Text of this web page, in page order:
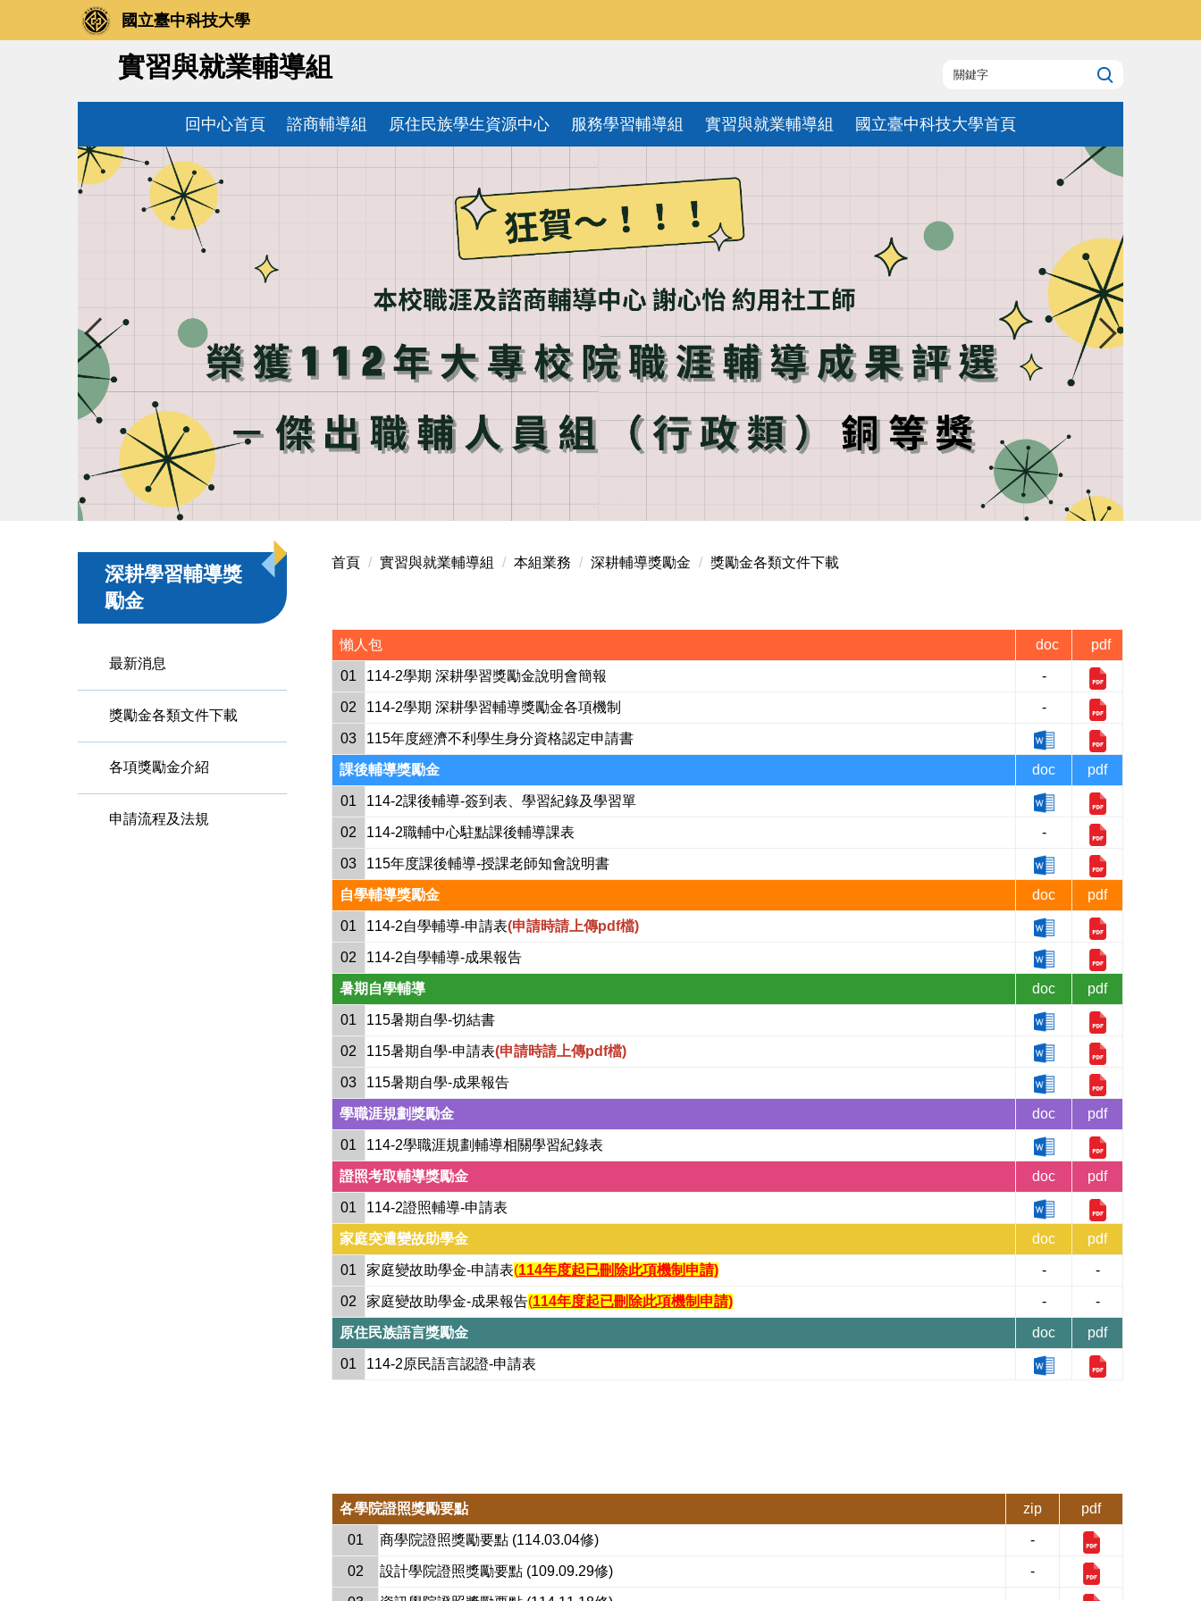
國立臺中科技大學
實習與就業輔導組
回中心首頁 諮商輔導組 原住民族學生資源中心 服務學習輔導組 實習與就業輔導組 國立臺中科技大學首頁
深耕學習輔導獎
勵金
最新消息
獎勵金各類文件下載
各項獎勵金介紹
申請流程及法規
首頁 實習與就業輔導組 本組業務 深耕輔導獎勵金 獎勵金各類文件下載
懶人包 doc pdf
01 114-2學期 深耕學習獎勵金說明會簡報 -
02 114-2學期 深耕學習輔導獎勵金各項機制 -
03 115年度經濟不利學生身分資格認定申請書
課後輔導獎勵金 doc pdf
01 114-2課後輔導-簽到表、學習紀錄及學習單
02 114-2職輔中心駐點課後輔導課表 -
03 115年度課後輔導-授課老師知會說明書
自學輔導獎勵金 doc pdf
01 114-2自學輔導-申請表(申請時請上傳pdf檔)
02 114-2自學輔導-成果報告
暑期自學輔導 doc pdf
01 115暑期自學-切結書
02 115暑期自學-申請表(申請時請上傳pdf檔)
03 115暑期自學-成果報告
學職涯規劃獎勵金 doc pdf
01 114-2學職涯規劃輔導相關學習紀錄表
證照考取輔導獎勵金 doc pdf
01 114-2證照輔導-申請表
家庭突遭變故助學金 doc pdf
01 家庭變故助學金-申請表(114年度起已刪除此項機制申請) - -
02 家庭變故助學金-成果報告(114年度起已刪除此項機制申請) - -
原住民族語言獎勵金 doc pdf
01 114-2原民語言認證-申請表
各學院證照獎勵要點 zip pdf
01 商學院證照獎勵要點 (114.03.04修) -
02 設計學院證照獎勵要點 (109.09.29修) -